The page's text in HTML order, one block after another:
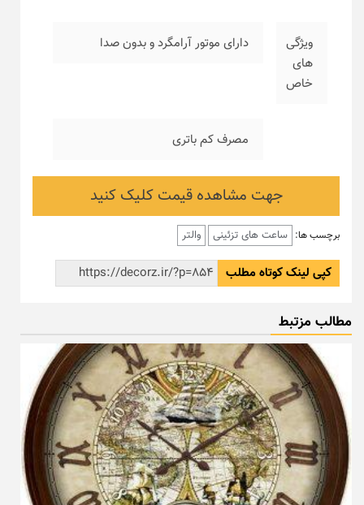
ویژگی
های
خاص
دارای موتور آرامگرد و بدون صدا
مصرف کم باتری
جهت مشاهده قیمت کلیک کنید
برچسب ها: ساعت های تزئینی والتر
کپی لینک کوتاه مطلب
مطالب مزتبط